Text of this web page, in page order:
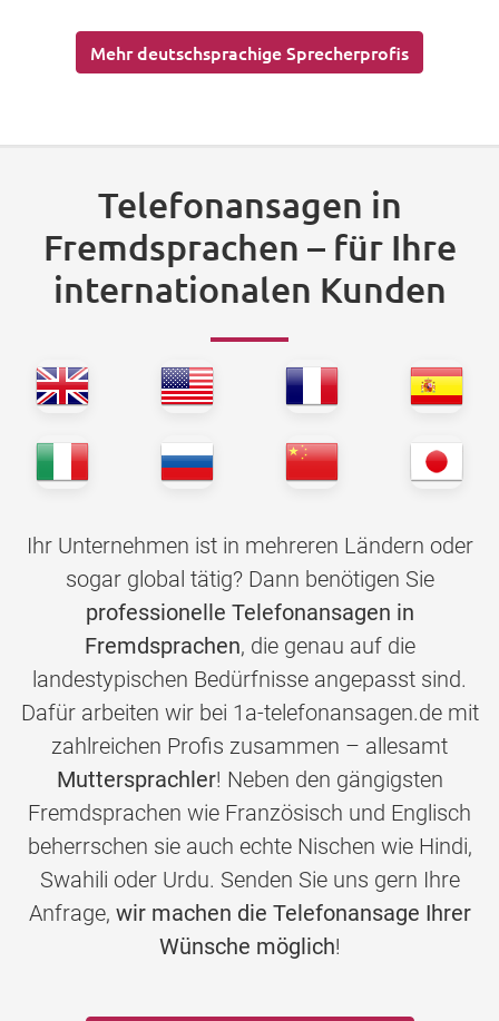
Mehr deutschsprachige Sprecherprofis
Telefonansagen in
Fremdsprachen – für Ihre
internationalen Kunden
Ihr Unternehmen ist in mehreren Ländern oder
sogar global tätig? Dann benötigen Sie
professionelle Telefonansagen in
Fremdsprachen, die genau auf die
landestypischen Bedürfnisse angepasst sind.
Dafür arbeiten wir bei 1a-telefonansagen.de mit
zahlreichen Profis zusammen – allesamt
Muttersprachler! Neben den gängigsten
Fremdsprachen wie Französisch und Englisch
beherrschen sie auch echte Nischen wie Hindi,
Swahili oder Urdu. Senden Sie uns gern Ihre
Anfrage, wir machen die Telefonansage Ihrer
Wünsche möglich!